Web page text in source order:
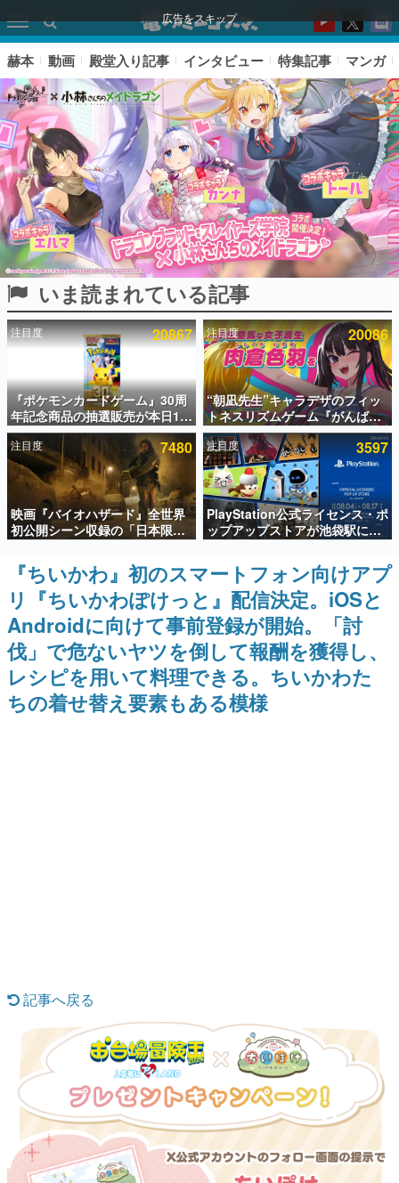
広告をスキップ
ピックアップ
電ファミのいま読まれている記事ランキング
アプリセール情報
インタビュー
連載・特集一覧
殿堂入り記事
SNS拡散数が数千以上！ ページビュー数万以上！ などな
ど。多くの人々に読まれた、電ファミ渾身の“殿堂入り”記
事をまとめました。
ゲームの企画書
名作ゲームクリエイターの方々に製作時のエピソードをお
聞きし、ヒットする企画（ゲーム）とは何か？を探ってい
きます。
赫本
この物語を解いてはいけない。『赫本』は、〈試験問題〉
の形をした短編ホラー小説集です。
新世代に訊く
具体的な形から解き明かしていく、硬派で骨太な評論連載
です。
ゲームが変えた日本語
「経験値」「裏技」「ラスボス」… ゲームにまつわる言葉
の起源や用法の変遷を、コンピューター文化史研究家・タ
イニーP氏が徹底調査。
カテゴリ
赫本 動画 殿堂入り記事 インタビュー 特集記事 マンガ
いま読まれている記事
注目度 20867
『ポケモンカードゲーム』30周
年記念商品の抽選販売が本日12
時より開始。拡張パック「30th
CELEBRATION」のボックス
に、「プレミアムデッキセット
エーフィ・ブラッキー」
「FUTURISTIC BOX」の計3商
品
注目度 20086
“朝凪先生”キャラデザのフィッ
トネスリズムゲーム『がんば
れ！チアリズム』Steamストア
ページが公開。キャラクターの
CVは陽向葵ゅかさん
注目度 7480
映画『バイオハザード』全世界
初公開シーン収録の「日本限
定」予告映像が解禁。バイオの
日（8月10日）にあわせて、
「ラクーンシティ総合病院」へ
行く配達人の姿が披露
注目度 3597
PlayStation公式ライセンス・ポ
ップアップストアが池袋駅にて
期間限定で開催。夏のアパレル
や『ブラッドボーン』の新作ア
イテムが登場
『ちいかわ』初のスマートフォン向けアプ
リ『ちいかわぽけっと』配信決定。iOSと
Androidに向けて事前登録が開始。「討
伐」で危ないヤツを倒して報酬を獲得し、
レシピを用いて料理できる。ちいかわた
ちの着せ替え要素もある模様
記事へ戻る